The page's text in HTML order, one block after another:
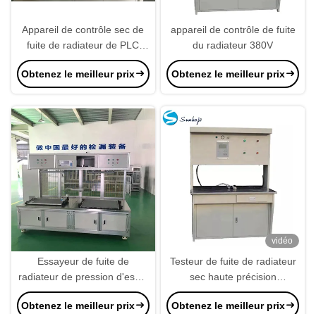
Appareil de contrôle sec de
fuite de radiateur de PLC
pour les radiateurs de
soudure
Obtenez le meilleur prix
appareil de contrôle de fuite
du radiateur 380V
Obtenez le meilleur prix
Essayeur de fuite de
radiateur de pression d'essai
d'AC220V, essayeur de fuite
d'air hermétique
Obtenez le meilleur prix
vidéo
Testeur de fuite de radiateur
sec haute précision
écologique
Obtenez le meilleur prix